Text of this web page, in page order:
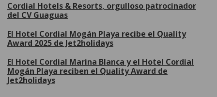
Cordial Hotels & Resorts, orgulloso patrocinador
del CV Guaguas
El Hotel Cordial Mogán Playa recibe el Quality
Award 2025 de Jet2holidays
El Hotel Cordial Marina Blanca y el Hotel Cordial
Mogán Playa reciben el Quality Award de
Jet2holidays